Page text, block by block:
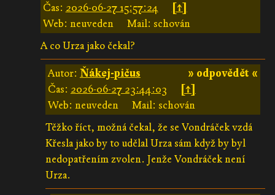
Čas: 2026-06-27 15:57:24
[↑]
Web: neuveden
Mail: schován
A co Urza jako čekal?
» odpovědět «
Autor: Ňákej-pičus
Čas: 2026-06-27 23:44:03
[↑]
Web: neuveden
Mail: schován
Těžko říct, možná čekal, že se Vondráček vzdá
Křesla jako by to udělal Urza sám když by byl
nedopatřením zvolen. Jenže Vondráček není
Urza.